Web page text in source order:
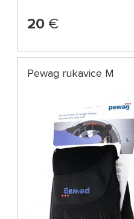
20 €
Pewag rukavice M